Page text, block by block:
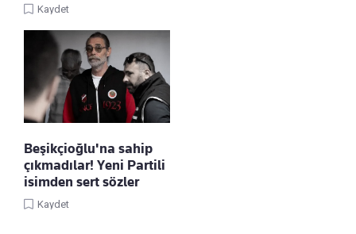
Kaydet
Beşikçioğlu'na sahip
çıkmadılar! Yeni Partili
isimden sert sözler
Kaydet